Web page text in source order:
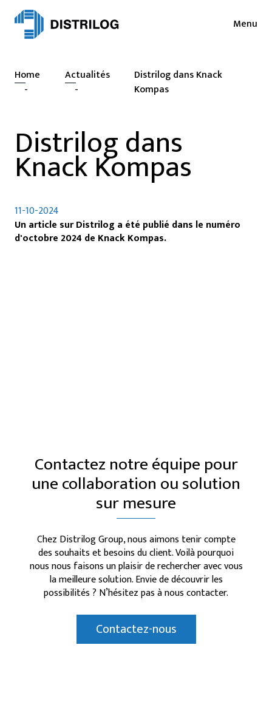
Actualités
Presse
NL
EN
FR
Menu
Secteurs
Durabilité
Emploi
Contact
Home
-
Actualités
-
Distrilog dans Knack
Kompas
Distrilog dans
Knack Kompas
11-10-2024
Un article sur Distrilog a été publié dans le numéro
d'octobre 2024 de Knack Kompas.
Contactez notre équipe pour
une collaboration ou solution
sur mesure
Chez Distrilog Group, nous aimons tenir compte
des souhaits et besoins du client. Voilà pourquoi
nous nous faisons un plaisir de rechercher avec vous
la meilleure solution. Envie de découvrir les
possibilités ? N’hésitez pas à nous contacter.
Contactez-nous